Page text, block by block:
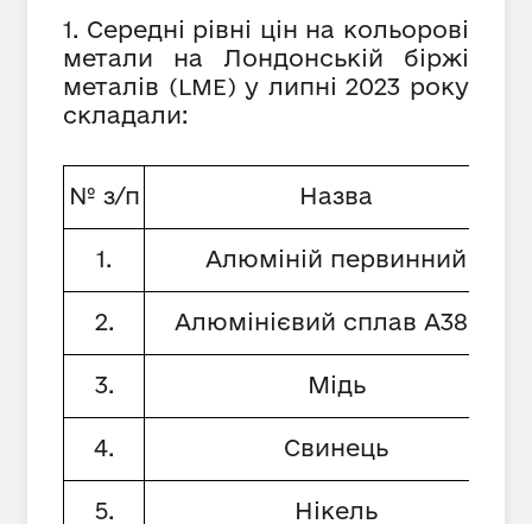
1. Середні рівні цін на кольорові
метали на Лондонській біржі
металів (LME) у липні 2023 року
складали:
№ з/п Назва
1. Алюміній первинний
2. Алюмінієвий сплав А380.1
3. Мідь
4. Свинець
5. Нікель